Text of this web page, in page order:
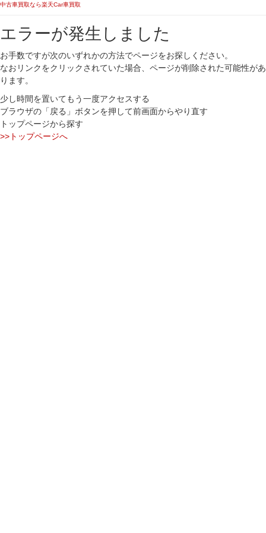
中古車買取なら楽天Car車買取
エラーが発生しました
お手数ですが次のいずれかの方法でページをお探しください。
なおリンクをクリックされていた場合、ページが削除された可能性があ
ります。
少し時間を置いてもう一度アクセスする
ブラウザの「戻る」ボタンを押して前画面からやり直す
トップページから探す
>>トップページへ